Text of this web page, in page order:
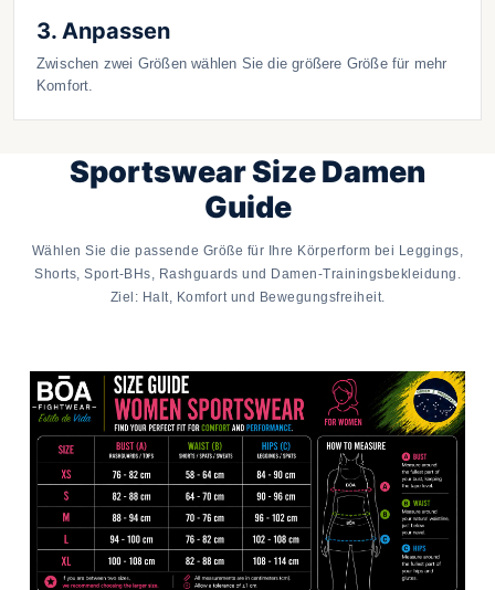
3. Anpassen
Zwischen zwei Größen wählen Sie die größere Größe für mehr
Komfort.
Sportswear Size Damen
Guide
Wählen Sie die passende Größe für Ihre Körperform bei Leggings,
Shorts, Sport-BHs, Rashguards und Damen-Trainingsbekleidung.
Ziel: Halt, Komfort und Bewegungsfreiheit.